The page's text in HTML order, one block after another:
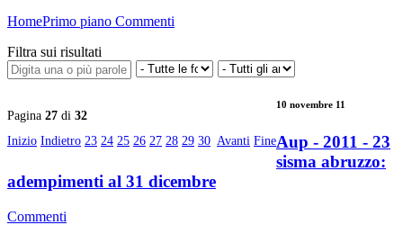
HomePrimo piano Commenti
Filtra sui risultati
Pagina 27 di 32
Inizio Indietro 23 24 25 26 27 28 29 30 Avanti Fine
10 novembre 11
Aup - 2011 - 23
sisma abruzzo:
adempimenti al 31 dicembre
Commenti